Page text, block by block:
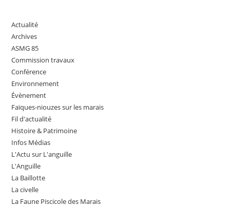
Actualité
Archives
ASMG 85
Commission travaux
Conférence
Environnement
Évènement
Faïques-niouzes sur les marais
Fil d'actualité
Histoire & Patrimoine
Infos Médias
L'Actu sur L'anguille
L'Anguille
La Baillotte
La civelle
La Faune Piscicole des Marais